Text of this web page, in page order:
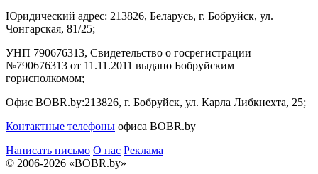
Юридический адрес: 213826, Беларусь, г. Бобруйск, ул.
Чонгарская, 81/25;
УНП 790676313, Свидетельство о госрегистрации
№790676313 от 11.11.2011 выдано Бобруйским
горисполкомом;
Офис BOBR.by:213826, г. Бобруйск, ул. Карла Либкнехта, 25;
Контактные телефоны офиса BOBR.by
Написать письмо О нас Реклама
© 2006-2026 «BOBR.by»